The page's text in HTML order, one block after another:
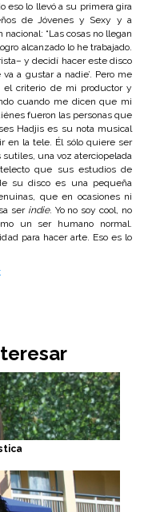
eso lo llevó a su primera gira
de Jóvenes y Sexy y a
“Las cosas no llegan
alcanzado lo he trabajado.
y decidí hacer este disco
a gustar a nadie’. Pero me
el criterio de mi productor y
cuando me dicen que mi
fueron las personas que
Hadjis es su nota musical
en la tele. Él sólo quiere ser
sutiles, una voz aterciopelada
que sus estudios de
su disco es una pequeña
que en ocasiones ni
ser indie. Yo no soy cool, no
un ser humano normal.
para hacer arte. Eso es lo